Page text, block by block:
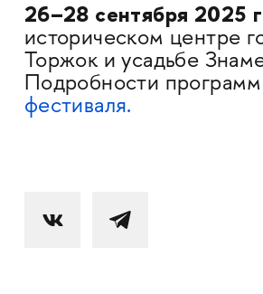
26–28 сентября 2025
историческом центре
Торжок и усадьбе
Подробности
фестиваля.